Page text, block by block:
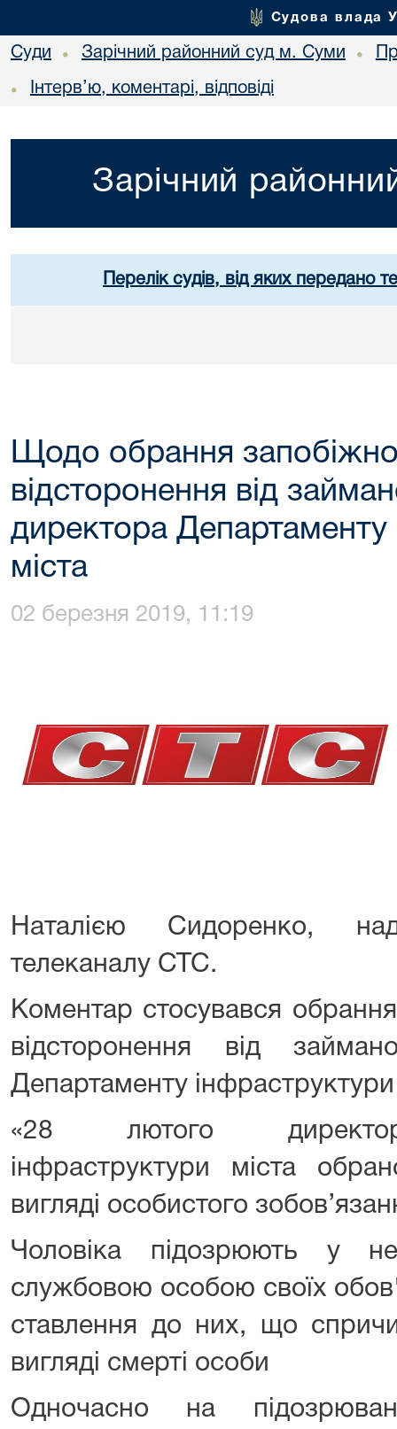
Судова влада
Суди • Зарічний районний суд м. Суми •
• Інтерв’ю, коментарі, відповіді
Зарічний
Перелік судів, від яких передано
Щодо обрання
відсторонення від
директора Департаменту
міста
02 березня 2019, 11:19
Наталією Сидоренко,
телеканалу СТС.
Коментар стосувався
відсторонення від
Департаменту інфраструктури
«28 лютого
інфраструктури міста
вигляді особистого
Чоловіка підозрюють у
службовою особою своїх
ставлення до них, що
вигляді смерті особи
Одночасно на